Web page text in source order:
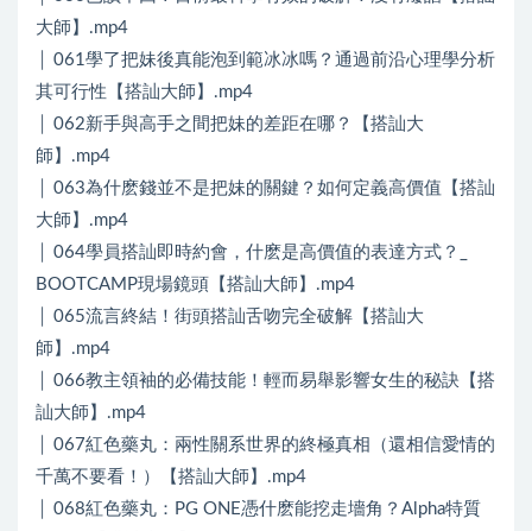
大師】.mp4
│ 061學了把妹後真能泡到範冰冰嗎？通過前沿心理學分析
其可行性【搭訕大師】.mp4
│ 062新手與高手之間把妹的差距在哪？【搭訕大
師】.mp4
│ 063為什麽錢並不是把妹的關鍵？如何定義高價值【搭訕
大師】.mp4
│ 064學員搭訕即時約會，什麽是高價值的表達方式？_
BOOTCAMP現場鏡頭【搭訕大師】.mp4
│ 065流言終結！街頭搭訕舌吻完全破解【搭訕大
師】.mp4
│ 066教主領袖的必備技能！輕而易舉影響女生的秘訣【搭
訕大師】.mp4
│ 067紅色藥丸：兩性關系世界的終極真相（還相信愛情的
千萬不要看！）【搭訕大師】.mp4
│ 068紅色藥丸：PG ONE憑什麽能挖走墻角？Alpha特質